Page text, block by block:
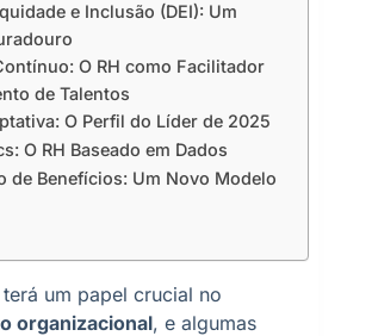
e Inclusão (DEI): Um
O RH como Facilitador
de Talentos
O Perfil do Líder de 2025
O RH Baseado em Dados
de Benefícios: Um Novo Modelo
um papel crucial no
organizacional, e algumas